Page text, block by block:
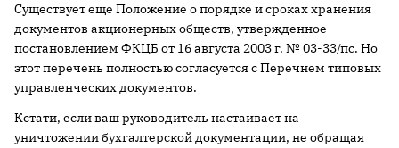
Существует еще Положение о порядке и сроках хранения
документов акционерных обществ, утвержденное
постановлением ФКЦБ от 16 августа 2003 г. № 03-33/пс. Но
этот перечень полностью согласуется с Перечнем типовых
управленческих документов.
Кстати, если ваш руководитель настаивает на
уничтожении бухгалтерской документации, не обращая